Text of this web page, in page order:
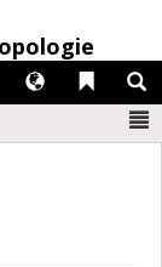
Liens
Langues